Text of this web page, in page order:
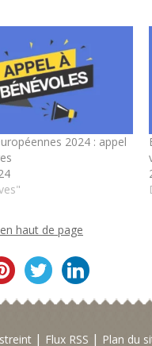
2024 : appel
haut de page
Flux RSS Plan du